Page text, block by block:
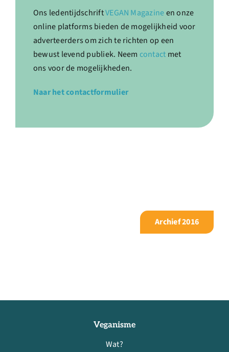
Ons ledentijdschriftVEGAN Magazineen onze
online platforms bieden de mogelijkheid voor
adverteerders om zich te richten op een
bewust levend publiek. Neem contact met
ons voor de mogelijkheden.
Naar het contactformulier
Archief 2016
Veganisme
Wat?